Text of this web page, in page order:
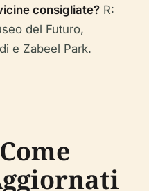
consigliate? R:
del Futuro,
e Zabeel Park.